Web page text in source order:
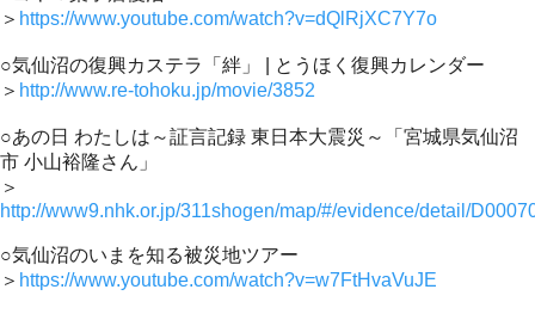
＞ https://www.youtube.com/watch?v=dQlRjXC7Y7o
○気仙沼の復興カステラ「絆」 | とうほく復興カレンダー
＞ http://www.re-tohoku.jp/movie/3852
○あの日 わたしは～証言記録 東日本大震災～「宮城県気仙沼
市 小山裕隆さん」
＞
http://www9.nhk.or.jp/311shogen/map/#/evidence/detail/
○気仙沼のいまを知る被災地ツアー
＞ https://www.youtube.com/watch?v=w7FtHvaVuJE